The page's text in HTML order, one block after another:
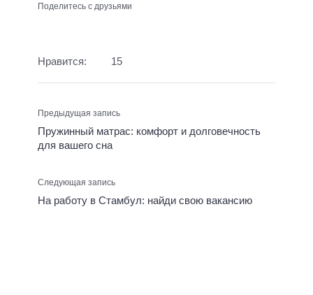
Поделитесь с друзьями
Нравится: 15
Предыдущая запись
Пружинный матрас: комфорт и долговечность
для вашего сна
Следующая запись
На работу в Стамбул: найди свою вакансию